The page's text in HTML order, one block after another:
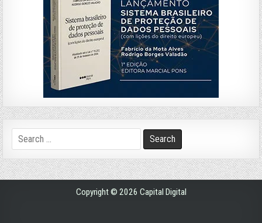
Search
for:
Copyright © 2026 Capital Digital